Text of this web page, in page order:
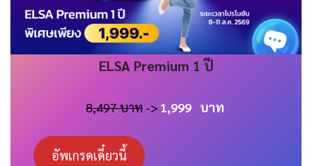
ELSA Premium 1 ปี
8,497 บาท-> 1,999 บาท
อัพเกรดเดี๋ยวนี้